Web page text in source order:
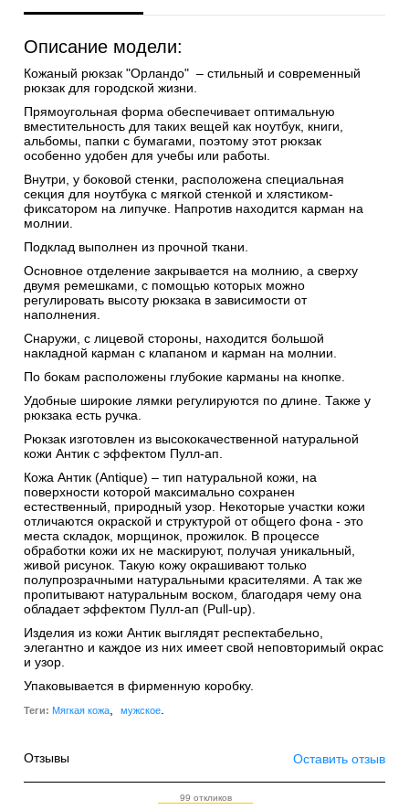
Описание модели:
Кожаный рюкзак "Орландо" – стильный и современный
рюкзак для городской жизни.
Прямоугольная форма обеспечивает оптимальную
вместительность для таких вещей как ноутбук, книги,
альбомы, папки с бумагами, поэтому этот рюкзак
особенно удобен для учебы или работы.
Внутри, у боковой стенки, расположена специальная
секция для ноутбука с мягкой стенкой и хлястиком-
фиксатором на липучке. Напротив находится карман на
молнии.
Подклад выполнен из прочной ткани.
Основное отделение закрывается на молнию, а сверху
двумя ремешками, с помощью которых можно
регулировать высоту рюкзака в зависимости от
наполнения.
Снаружи, с лицевой стороны, находится большой
накладной карман с клапаном и карман на молнии.
По бокам расположены глубокие карманы на кнопке.
Удобные широкие лямки регулируются по длине. Также у
рюкзака есть ручка.
Рюкзак изготовлен из высококачественной натуральной
кожи Антик c эффектом Пулл-ап.
Кожа Антик (Antique) – тип натуральной кожи, на
поверхности которой максимально сохранен
естественный, природный узор. Некоторые участки кожи
отличаются окраской и структурой от общего фона - это
места складок, морщинок, прожилок. В процессе
обработки кожи их не маскируют, получая уникальный,
живой рисунок. Такую кожу окрашивают только
полупрозрачными натуральными красителями. А так же
пропитывают натуральным воском, благодаря чему она
обладает эффектом Пулл-ап (Pull-up).
Изделия из кожи Антик выглядят респектабельно,
элегантно и каждое из них имеет свой неповторимый окрас
и узор.
Упаковывается в фирменную коробку.
Теги: Мягкая кожа мужское.
Отзывы Оставить отзыв
99 откликов